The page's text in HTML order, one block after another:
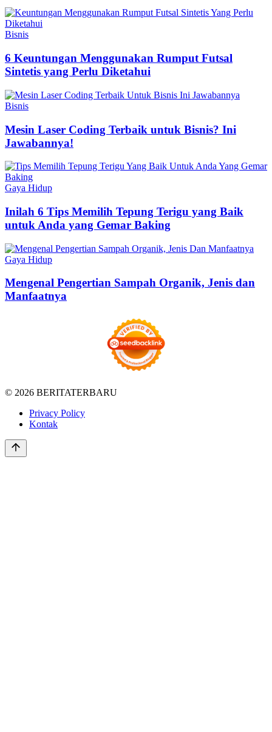
Bisnis
6 Keuntungan Menggunakan Rumput Futsal
Sintetis yang Perlu Diketahui
Bisnis
Mesin Laser Coding Terbaik untuk Bisnis? Ini
Jawabannya!
Gaya Hidup
Inilah 6 Tips Memilih Tepung Terigu yang Baik
untuk Anda yang Gemar Baking
Gaya Hidup
Mengenal Pengertian Sampah Organik, Jenis dan
Manfaatnya
© 2026 BERITATERBARU
Privacy Policy
Kontak